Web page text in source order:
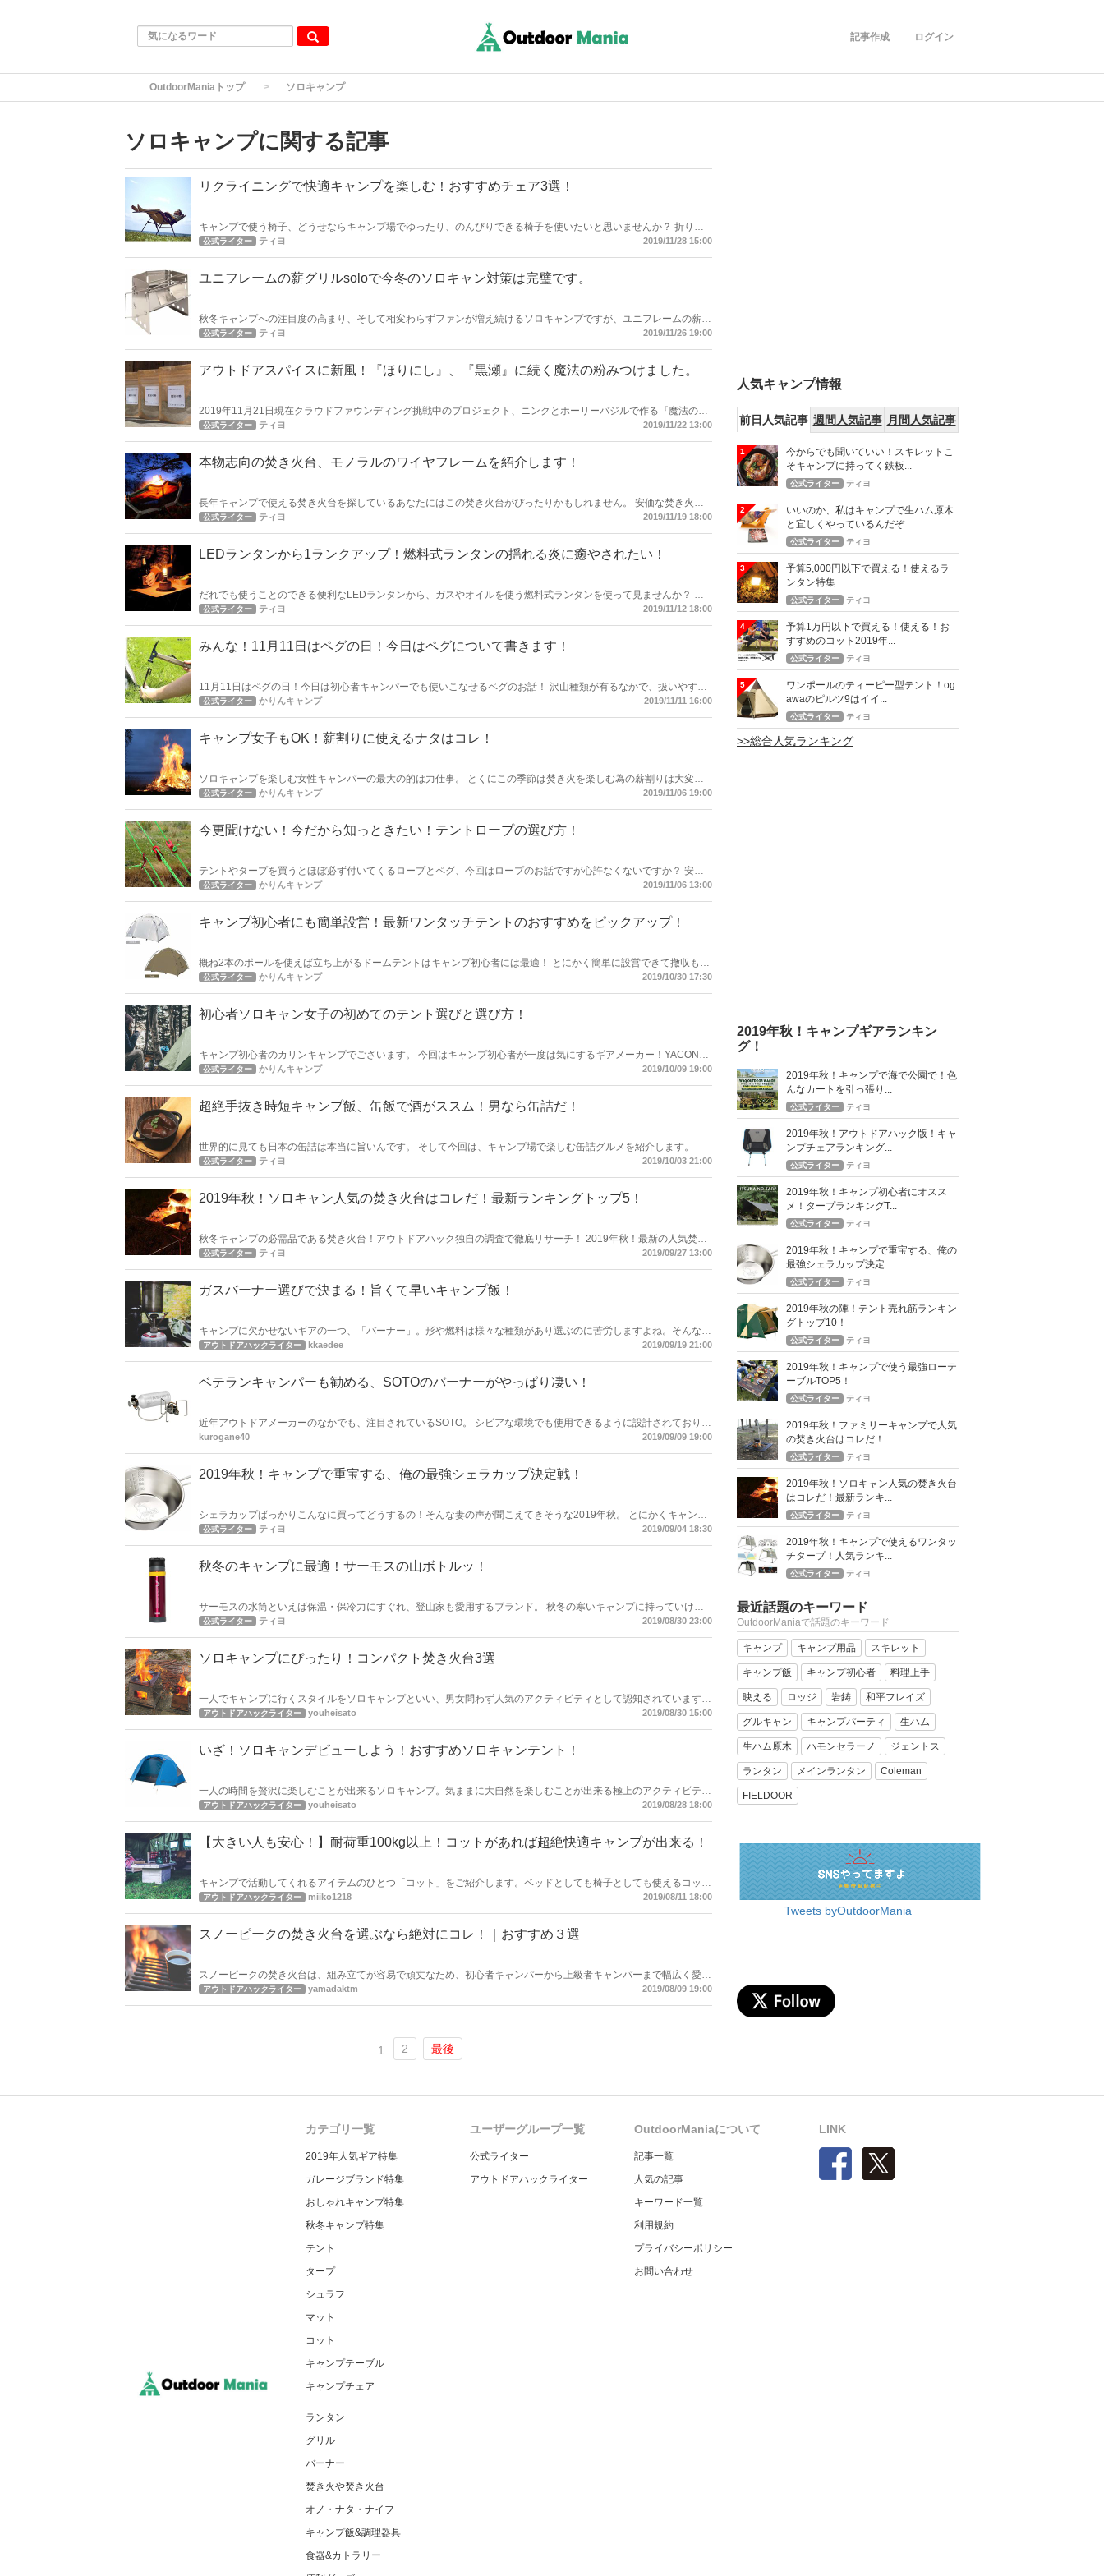
記事作成 ログイン
OutdoorManiaトップ ソロキャンプ
ソロキャンプに関する記事
リクライニングで快適キャンプを楽しむ！おすすめチェア3選！
キャンプで使う椅子、どうせならキャンプ場でゆったり、のんびりできる椅子を使いたいと思いませんか？ 折りた
たみの椅子と違って少し嵩張るのが玉に瑕ですが、足を伸ばしてゆっくりすわれるキャンプチェアは最高ですよ！
公式ライター ティヨ 2019/11/28 15:00
ユニフレームの薪グリルsoloで今冬のソロキャン対策は完璧です。
秋冬キャンプへの注目度の高まり、そして相変わらずファンが増え続けるソロキャンプですが、ユニフレームの薪グ
リルsoloを使えば、キャンプ飯OK、暖房としてもOKの素晴らしい活躍間違いなし！ 今冬のソロキャンプはユニフレ
公式ライター ティヨ 2019/11/26 19:00
アウトドアスパイスに新風！『ほりにし』、『黒瀬』に続く魔法の粉みつけました。
2019年11月21日現在クラウドファウンディング挑戦中のプロジェクト、ニンクとホーリーバジルで作る『魔法の
粉』はただいまキャンパーに人気のほりにしや黒瀬に続く新たなアウトドアスパイス！ 今回は徹底的にこの『魔法
公式ライター ティヨ 2019/11/22 13:00
本物志向の焚き火台、モノラルのワイヤフレームを紹介します！
長年キャンプで使える焚き火台を探しているあなたにはこの焚き火台がぴったりかもしれません。 安価な焚き火台
も今はクオリティが高くよいモノが多いのですが、少しグレードアップして本物志向な焚き火台へのバージョンアッ
公式ライター ティヨ 2019/11/19 18:00
LEDランタンから1ランクアップ！燃料式ランタンの揺れる炎に癒やされたい！
だれでも使うことのできる便利なLEDランタンから、ガスやオイルを使う燃料式ランタンを使って見ませんか？ 今
回は燃料式ランタンの中でも比較的導入が簡単なガスランタンを紹介します！
公式ライター ティヨ 2019/11/12 18:00
みんな！11月11日はペグの日！今日はペグについて書きます！
11月11日はペグの日！今日は初心者キャンパーでも使いこなせるペグのお話！ 沢山種類が有るなかで、扱いやすい
ペグに関する情報です。
公式ライター かりんキャンプ 2019/11/11 16:00
キャンプ女子もOK！薪割りに使えるナタはコレ！
ソロキャンプを楽しむ女性キャンパーの最大の的は力仕事。 とくにこの季節は焚き火を楽しむ為の薪割りは大変な
作業ですよね。
公式ライター かりんキャンプ 2019/11/06 19:00
今更聞けない！今だから知っときたい！テントロープの選び方！
テントやタープを買うとほぼ必ず付いてくるロープとペグ、今回はロープのお話ですが心許なくないですか？ 安心
してテントやタープを張れるようになるために今回はテントロープについて勉強してみました！
公式ライター かりんキャンプ 2019/11/06 13:00
キャンプ初心者にも簡単設営！最新ワンタッチテントのおすすめをピックアップ！
概ね2本のポールを使えば立ち上がるドームテントはキャンプ初心者には最適！ とにかく簡単に設営できて撤収も簡
単！
公式ライター かりんキャンプ 2019/10/30 17:30
初心者ソロキャン女子の初めてのテント選びと選び方！
キャンプ初心者のカリンキャンプでございます。 今回はキャンプ初心者が一度は気にするギアメーカー！YACONE
のテントは実際の所使えるのかどうなのか？ 調べてみました。
公式ライター かりんキャンプ 2019/10/09 19:00
超絶手抜き時短キャンプ飯、缶飯で酒がススム！男なら缶詰だ！
世界的に見ても日本の缶詰は本当に旨いんです。 そして今回は、キャンプ場で楽しむ缶詰グルメを紹介します。
公式ライター ティヨ 2019/10/03 21:00
2019年秋！ソロキャン人気の焚き火台はコレだ！最新ランキングトップ5！
秋冬キャンプの必需品である焚き火台！アウトドアハック独自の調査で徹底リサーチ！ 2019年秋！最新の人気焚き
火台ランキング！
公式ライター ティヨ 2019/09/27 13:00
ガスバーナー選びで決まる！旨くて早いキャンプ飯！
キャンプに欠かせないギアの一つ、「バーナー」。形や燃料は様々な種類があり選ぶのに苦労しますよね。そんな今
回は、ソロキャンプや女子キャンパー、初心者でも扱いやすい高性能な商品を紹介していきます◎
アウトドアハックライター kkaedee 2019/09/19 21:00
ベテランキャンパーも勧める、SOTOのバーナーがやっぱり凄い！
近年アウトドアメーカーのなかでも、注目されているSOTO。 シビアな環境でも使用できるように設計されており、
外国でも人気が高まっています。 今回は、そんなSOTOバーナーの魅力を商品の紹介も交えて徹底解説していきま
kurogane40 2019/09/09 19:00
2019年秋！キャンプで重宝する、俺の最強シェラカップ決定戦！
シェラカップばっかりこんなに買ってどうするの！そんな妻の声が聞こえてきそうな2019年秋。 とにかくキャンプ
で重宝した筆者のおすすめシェラカップ決定戦！
公式ライター ティヨ 2019/09/04 18:30
秋冬のキャンプに最適！サーモスの山ボトルッ！
サーモスの水筒といえば保温・保冷力にすぐれ、登山家も愛用するブランド。 秋冬の寒いキャンプに持っていけ
ば、温かい飲み物をグッと美味しく楽しむことのできるステンレスボトルを紹介します。
公式ライター ティヨ 2019/08/30 23:00
ソロキャンプにぴったり！コンパクト焚き火台3選
一人でキャンプに行くスタイルをソロキャンプといい、男女問わず人気のアクティビティとして認知されています。
ソロキャンプはなるべく荷物は少なく小さくまとめたいもの。折りたたみ式で軽量なコンパクトタイプの焚き火台を
アウトドアハックライター youheisato 2019/08/30 15:00
いざ！ソロキャンデビューしよう！おすすめソロキャンテント！
一人の時間を贅沢に楽しむことが出来るソロキャンプ。気ままに大自然を楽しむことが出来る極上のアクティビティ
です。そんなソロキャンプにピッタリのテントを選ぶポイントとはなんでしょうか。ソロキャンプにおすすめのテン
アウトドアハックライター youheisato 2019/08/28 18:00
【大きい人も安心！】耐荷重100kg以上！コットがあれば超絶快適キャンプが出来る！
キャンプで活動してくれるアイテムのひとつ「コット」をご紹介します。ベッドとしても椅子としても使えるコット
で、快適なキャンプライフを送りましょう。
アウトドアハックライター miiko1218 2019/08/11 18:00
スノーピークの焚き火台を選ぶなら絶対にコレ！｜おすすめ３選
スノーピークの焚き火台は、組み立てが容易で頑丈なため、初心者キャンパーから上級者キャンパーまで幅広く愛さ
れています。この記事では、スノーピークの焚き火台を使い、キャンプを楽しむ方法と、おすすめの焚き火台を紹
アウトドアハックライター yamadaktm 2019/08/09 19:00
1 2 最後
人気キャンプ情報
前日人気記事 週間人気記事 月間人気記事
1
今からでも聞いていい！スキレットこ
そキャンプに持ってく鉄板...
公式ライター ティヨ
2
いいのか、私はキャンプで生ハム原木
と宜しくやっているんだぞ...
公式ライター ティヨ
3
予算5,000円以下で買える！使えるラ
ンタン特集
公式ライター ティヨ
4
予算1万円以下で買える！使える！お
すすめのコット2019年...
公式ライター ティヨ
5
ワンポールのティーピー型テント！og
awaのピルツ9はイイ...
公式ライター ティヨ
>>総合人気ランキング
2019年秋！キャンプギアランキン
グ！
2019年秋！キャンプで海で公園で！色
んなカートを引っ張り...
公式ライター ティヨ
2019年秋！アウトドアハック版！キャ
ンプチェアランキング...
公式ライター ティヨ
2019年秋！キャンプ初心者にオスス
メ！タープランキングT...
公式ライター ティヨ
2019年秋！キャンプで重宝する、俺の
最強シェラカップ決定...
公式ライター ティヨ
2019年秋の陣！テント売れ筋ランキン
グトップ10！
公式ライター ティヨ
2019年秋！キャンプで使う最強ローテ
ーブルTOP5！
公式ライター ティヨ
2019年秋！ファミリーキャンプで人気
の焚き火台はコレだ！...
公式ライター ティヨ
2019年秋！ソロキャン人気の焚き火台
はコレだ！最新ランキ...
公式ライター ティヨ
2019年秋！キャンプで使えるワンタッ
チタープ！人気ランキ...
公式ライター ティヨ
最近話題のキーワード
OutdoorManiaで話題のキーワード
キャンプ キャンプ用品 スキレット
キャンプ飯 キャンプ初心者 料理上手
映える ロッジ 岩鋳 和平フレイズ
グルキャン キャンプパーティ 生ハム
生ハム原木 ハモンセラーノ ジェントス
ランタン メインランタン Coleman
FIELDOOR
Tweets byOutdoorMania
カテゴリ一覧
2019年人気ギア特集
ガレージブランド特集
おしゃれキャンプ特集
秋冬キャンプ特集
テント
タープ
シュラフ
マット
コット
キャンプテーブル
キャンプチェア
ランタン
グリル
バーナー
焚き火や焚き火台
オノ・ナタ・ナイフ
キャンプ飯&調理器具
食器&カトラリー
ユーザーグループ一覧
公式ライター
アウトドアハックライター
OutdoorManiaについて
記事一覧
人気の記事
キーワード一覧
利用規約
プライバシーポリシー
お問い合わせ
LINK